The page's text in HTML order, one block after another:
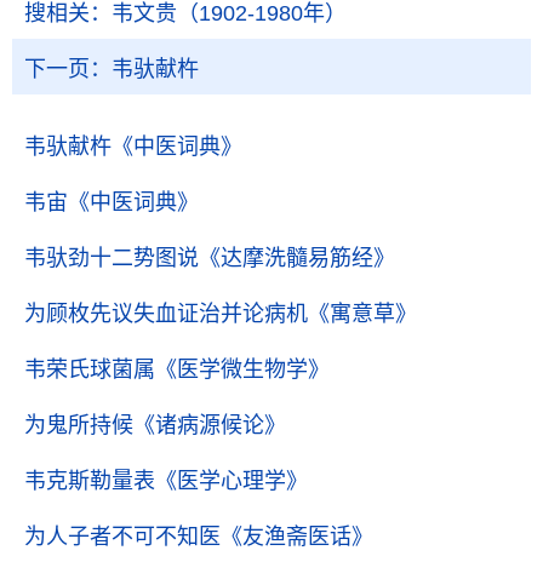
搜相关： 韦文贵（1902-1980年）
下一页： 韦驮献杵
韦驮献杵 《中医词典》
韦宙 《中医词典》
韦驮劲十二势图说 《达摩洗髓易筋经》
为顾枚先议失血证治并论病机 《寓意草》
韦荣氏球菌属 《医学微生物学》
为鬼所持候 《诸病源候论》
韦克斯勒量表 《医学心理学》
为人子者不可不知医 《友渔斋医话》